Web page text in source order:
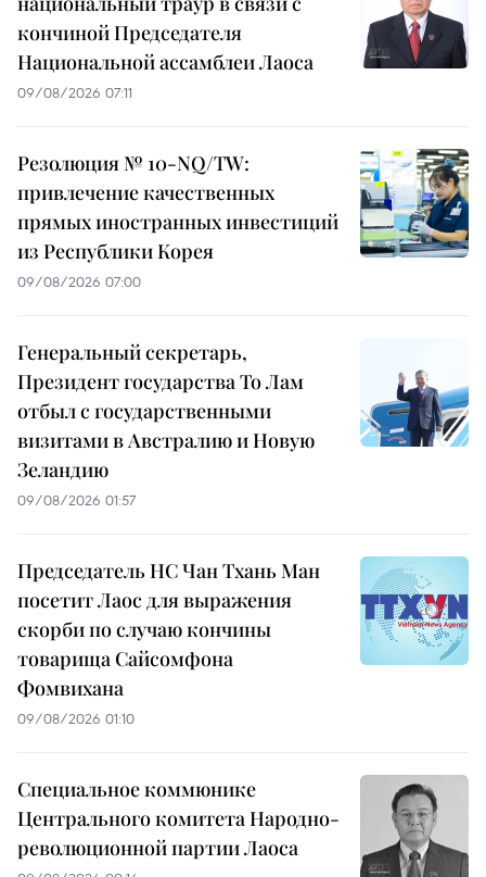
кончиной Председателя
Национальной ассамблеи Лаоса
09/08/2026 07:11
Резолюция № 10-NQ/TW:
привлечение качественных
прямых иностранных инвестиций
из Республики Корея
09/08/2026 07:00
Генеральный секретарь,
Президент государства То Лам
отбыл с государственными
визитами в Австралию и Новую
Зеландию
09/08/2026 01:57
Председатель НС Чан Тхань Ман
посетит Лаос для выражения
скорби по случаю кончины
товарища Сайсомфона
Фомвихана
09/08/2026 01:10
Специальное коммюнике
Центрального комитета Народно-
революционной партии Лаоса